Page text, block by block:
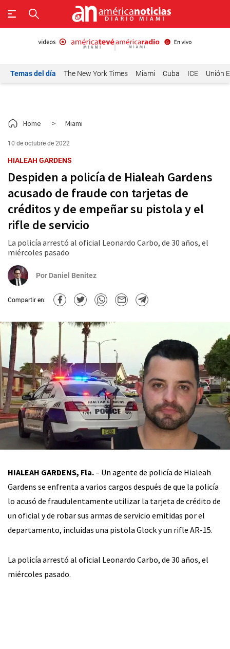
Temas del día The New York Times Miami Cuba ICE Unión
Home > Miami
10 de octubre de 2022
HIALEAH GARDENS
Despiden a policía de Hialeah Gardens
acusado de fraude con tarjetas de
créditos y de empeñar su pistola y el
rifle de servicio
La policía arrestó al oficial Leonardo Carbo, de 30 años, el
miércoles pasado
Por Daniel Benitez
Compartir en:
HIALEAH GARDENS, Fla.– Un agente de policía de Hialeah
Gardens se enfrenta a varios cargos después de que la policía
lo acusó de fraudulentamente utilizar la tarjeta de crédito de
un oficial y de robar sus armas de servicio emitidas por el
departamento, incluidas una pistola Glock y un rifle AR-15.
La policía arrestó al oficial Leonardo Carbo, de 30 años, el
miércoles pasado.